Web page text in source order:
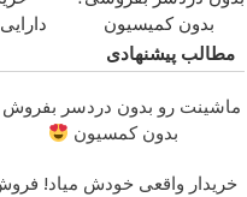
بدون کمیسیون
مطالب پیشنهادی
ماشینت رو بدون دردسر بفروش
بدون کمسیون
خریدار واقعی خودش میاد!